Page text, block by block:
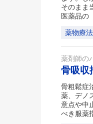
そのまま
医薬品の
薬物療
薬剤師の
骨吸収
骨粗鬆症
薬、デノ
意点や中
べき服薬